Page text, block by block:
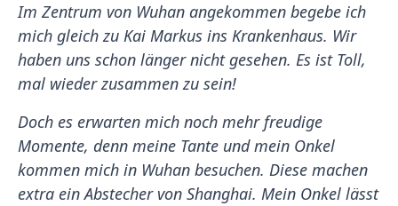
Im Zentrum von Wuhan angekommen begebe ich
mich gleich zu Kai Markus ins Krankenhaus. Wir
haben uns schon länger nicht gesehen. Es ist Toll,
mal wieder zusammen zu sein!
Doch es erwarten mich noch mehr freudige
Momente, denn meine Tante und mein Onkel
kommen mich in Wuhan besuchen. Diese machen
extra ein Abstecher von Shanghai. Mein Onkel lässt